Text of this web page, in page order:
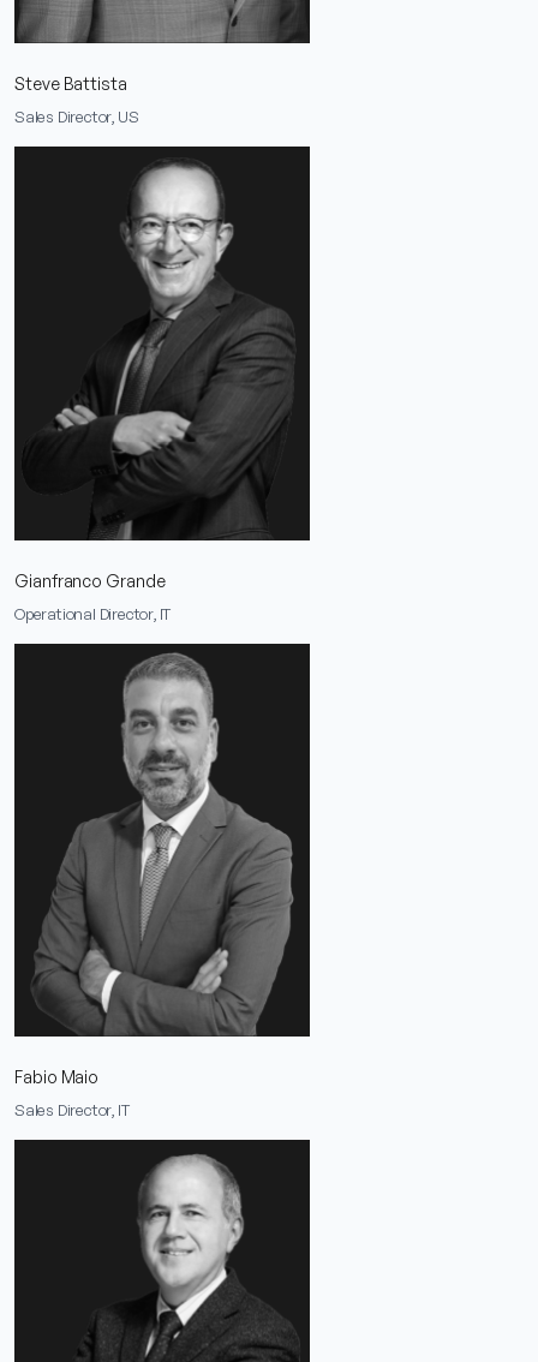
Steve Battista
Sales Director, US
Gianfranco Grande
Operational Director, IT
Fabio Maio
Sales Director, IT